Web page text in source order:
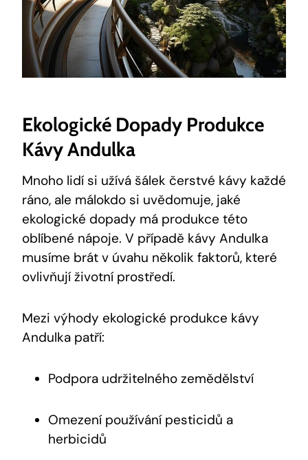
Ekologické Dopady Produkce
Kávy Andulka
Mnoho lidí si užívá šálek čerstvé kávy každé
ráno, ale málokdo si uvědomuje, jaké
ekologické dopady má produkce této
oblíbené nápoje. V případě kávy Andulka
musíme brát v úvahu několik faktorů, které
ovlivňují životní prostředí.
Mezi výhody ekologické produkce kávy
Andulka patří:
Podpora udržitelného zemědělství
Omezení používání pesticidů a
herbicidů